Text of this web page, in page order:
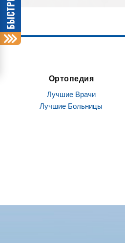
Неврология и
расстройства мозга
Лучшие Врачи